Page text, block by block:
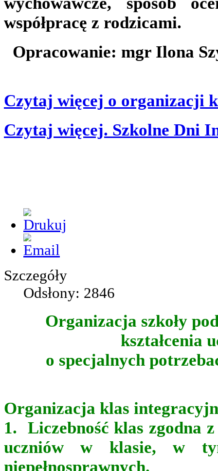
współpracę z rodzicami.
Opracowanie: mgr Ilona
Czytaj więcej o organizacji
Czytaj więcej. Szkolne Dni
Szczegóły
Odsłony: 2846
Organizacja szkoły
kształcenia
o specjalnych
Organizacja klas
1. Liczebność klas zgodna
uczniów w klasie, w
niepełnosprawnych.